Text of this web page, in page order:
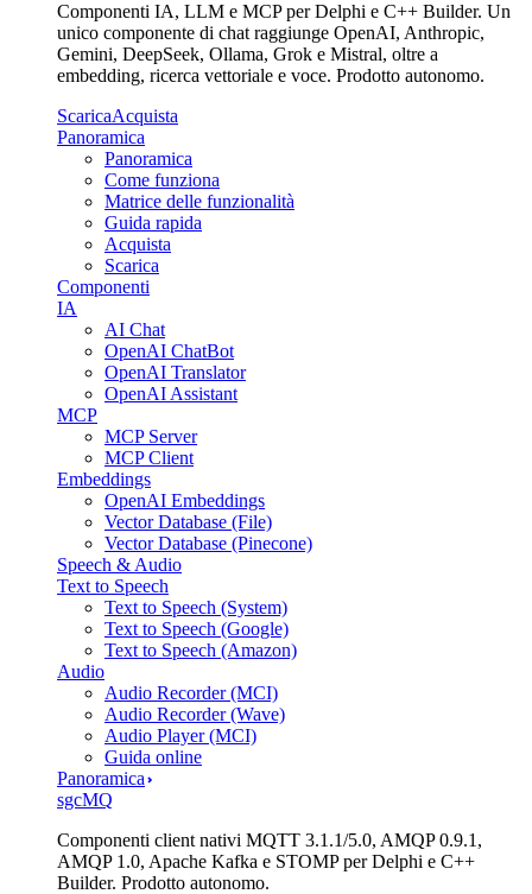
Componenti IA, LLM e MCP per Delphi e C++ Builder. Un
unico componente di chat raggiunge OpenAI, Anthropic,
Gemini, DeepSeek, Ollama, Grok e Mistral, oltre a
embedding, ricerca vettoriale e voce. Prodotto autonomo.
ScaricaAcquista
Panoramica
Panoramica
Come funziona
Matrice delle funzionalità
Guida rapida
Acquista
Scarica
Componenti
IA
AI Chat
OpenAI ChatBot
OpenAI Translator
OpenAI Assistant
MCP
MCP Server
MCP Client
Embeddings
OpenAI Embeddings
Vector Database (File)
Vector Database (Pinecone)
Speech & Audio
Text to Speech
Text to Speech (System)
Text to Speech (Google)
Text to Speech (Amazon)
Audio
Audio Recorder (MCI)
Audio Recorder (Wave)
Audio Player (MCI)
Guida online
Panoramica
sgcMQ
Componenti client nativi MQTT 3.1.1/5.0, AMQP 0.9.1,
AMQP 1.0, Apache Kafka e STOMP per Delphi e C++
Builder. Prodotto autonomo.